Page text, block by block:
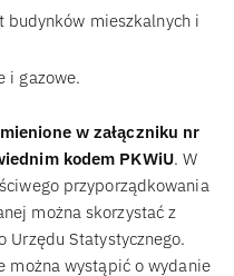
budynków mieszkalnych i
i gazowe.
w załączniku nr
kodem PKWiU. W
przyporządkowania
można skorzystać z
Urzędu Statystycznego.
można wystąpić o wydanie